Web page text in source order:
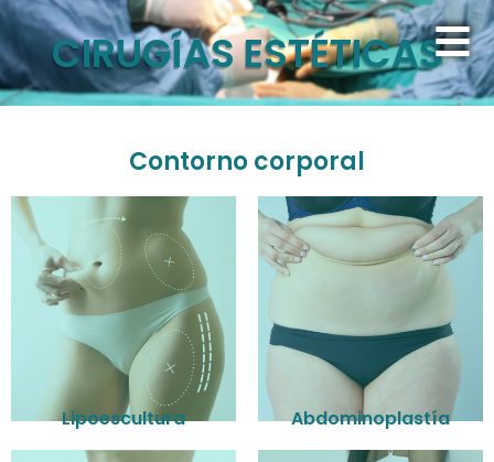
CIRUGÍAS ESTÉTICAS
Contorno corporal
Lipoescultura Abdominoplastía